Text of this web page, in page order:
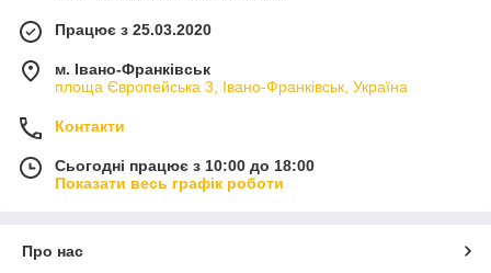
Працює з 25.03.2020
м. Івано-Франківськ
площа Європейська 3, Івано-Франківськ, Україна
Контакти
Сьогодні працює з 10:00 до 18:00
Показати весь графік роботи
Про нас